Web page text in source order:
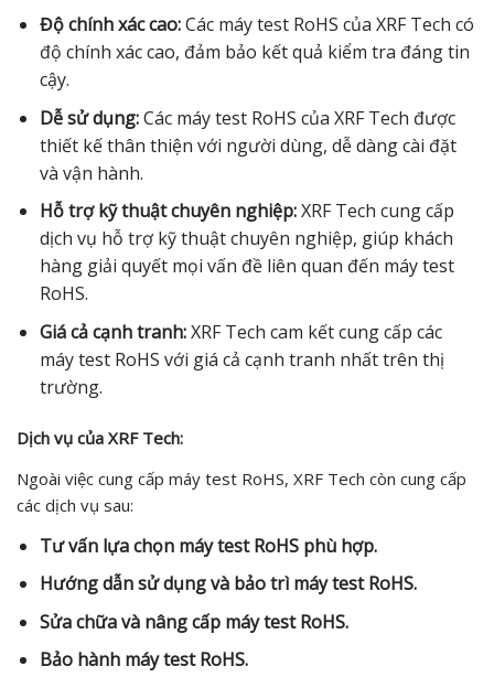
Độ chính xác cao:Các máy test RoHS của XRF Tech có
độ chính xác cao, đảm bảo kết quả kiểm tra đáng tin
cậy.
Dễ sử dụng:Các máy test RoHS của XRF Tech được
thiết kế thân thiện với người dùng, dễ dàng cài đặt
và vận hành.
Hỗ trợ kỹ thuật chuyên nghiệp:XRF Tech cung cấp
dịch vụ hỗ trợ kỹ thuật chuyên nghiệp, giúp khách
hàng giải quyết mọi vấn đề liên quan đến máy test
RoHS.
Giá cả cạnh tranh:XRF Tech cam kết cung cấp các
máy test RoHS với giá cả cạnh tranh nhất trên thị
trường.
Dịch vụ của XRF Tech:
Ngoài việc cung cấp máy test RoHS, XRF Tech còn cung cấp
các dịch vụ sau:
Tư vấn lựa chọn máy test RoHS phù hợp.
Hướng dẫn sử dụng và bảo trì máy test RoHS.
Sửa chữa và nâng cấp máy test RoHS.
Bảo hành máy test RoHS.